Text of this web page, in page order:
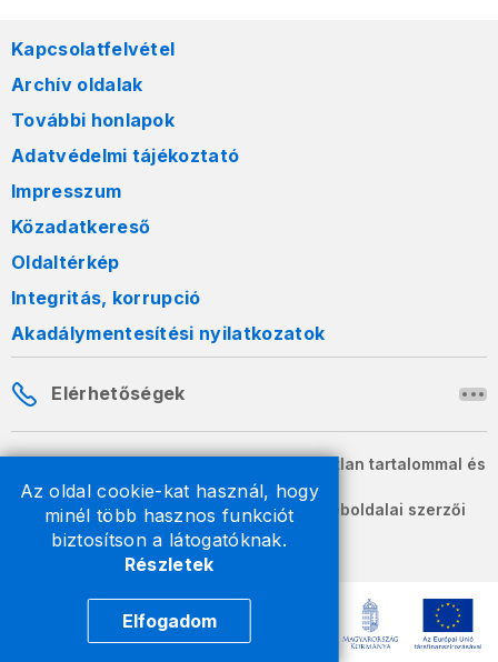
Az oldal cookie-kat használ, hogy
minél több hasznos funkciót
biztosítson a látogatóknak.
Részletek
Elfogadom
Kapcsolatfelvétel
Archív oldalak
További honlapok
Adatvédelmi tájékoztató
Impresszum
Közadatkereső
Oldaltérkép
Integritás, korrupció
Akadálymentesítési nyilatkozatok
Elérhetőségek
A honlapon szereplő információk változatlan tartalommal és
formában szabadon terjeszthetők.
2026 © A Nemzeti Adó- és Vámhivatal weboldalai szerzői
jogvédelem alatt állnak.